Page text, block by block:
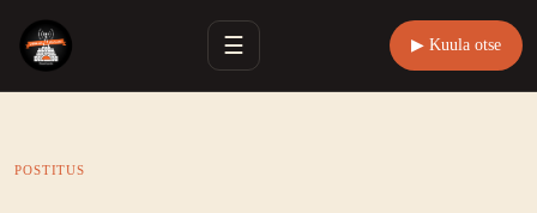
☰ ▶ Kuula otse
POSTITUS